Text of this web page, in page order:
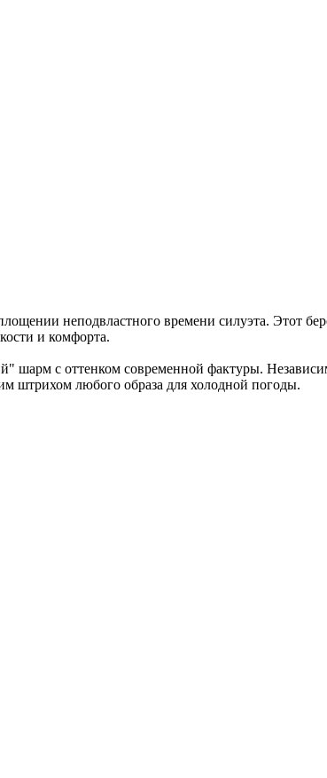
неподвластного времени силуэта. Этот
и комфорта.
с оттенком современной фактуры.
штрихом любого образа для холодной погоды.